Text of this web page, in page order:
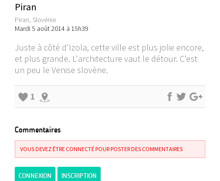
Piran
Piran, Slovénie
Mardi 5 août 2014 à 15h39
Juste à côté d'Izola, cette ville est plus jolie encore,
et plus grande. L'architecture vaut le détour. C'est
un peu le Venise slovène.
1
Commentaires
VOUS DEVEZ ÊTRE CONNECTÉ POUR POSTER DES COMMENTAIRES
CONNEXION INSCRIPTION